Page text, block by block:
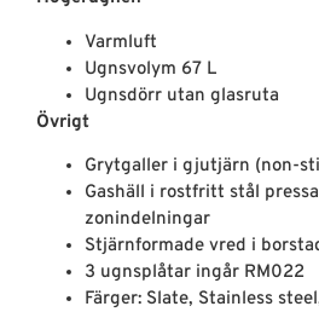
Varmluft
Ugnsvolym 67 L
Ugnsdörr utan glasruta
Övrigt
Grytgaller i gjutjärn (non-
Gashäll i rostfritt stål
zonindelningar
Stjärnformade vred i
3 ugnsplåtar ingår RM022
Färger: Slate, Stainless